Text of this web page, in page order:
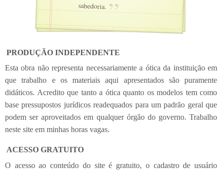
sabedoria.
PRODUÇÃO INDEPENDENTE
Esta obra não representa necessariamente a ótica da instituição em
que trabalho e os materiais aqui apresentados são puramente
didáticos. Acredito que tanto a ótica quanto os modelos tem como
base pressupostos jurídicos readequados para um padrão geral que
podem ser aproveitados em qualquer órgão do governo. Trabalho
neste site em minhas horas vagas.
ACESSO GRATUITO
O acesso ao conteúdo do site é gratuito, o cadastro de usuário